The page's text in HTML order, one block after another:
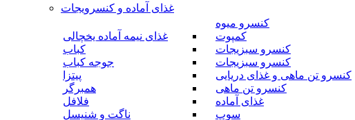
غذای آماده و کنسرویجات
کنسرو میوه
کمپوت
کنسرو سبزیجات
کنسرو سبزیجات
کنسرو تن ماهی و غذای دریایی
کنسرو تن ماهی
غذای آماده
سوپ
غذای نیمه آماده یخچالی
کباب
جوجه کباب
پیتزا
همبرگر
فلافل
ناگت و شنیسل